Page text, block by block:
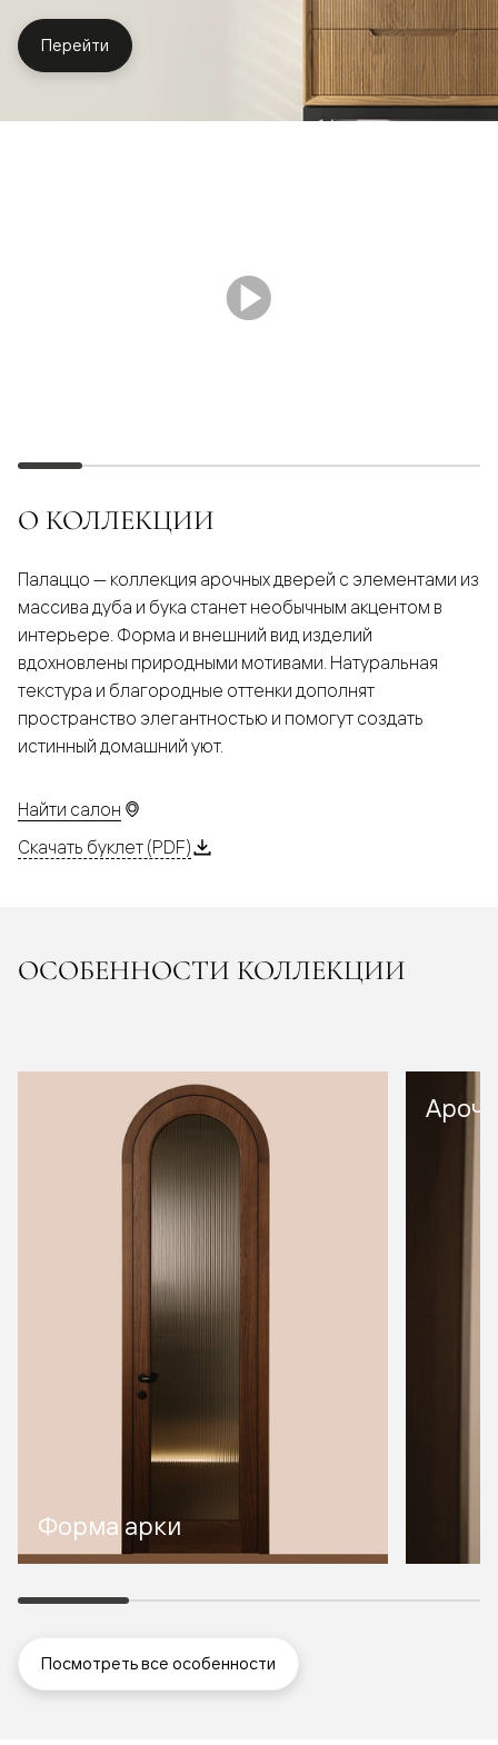
Перейти
О КОЛЛЕКЦИИ
Палаццо — коллекция арочных дверей с элементами из
массива дуба и бука станет необычным акцентом в
интерьере. Форма и внешний вид изделий
вдохновлены природными мотивами. Натуральная
текстура и благородные оттенки дополнят
пространство элегантностью и помогут создать
истинный домашний уют.
Найти салон
Скачать буклет (PDF)
ОСОБЕННОСТИ КОЛЛЕКЦИИ
Форма арки
Посмотреть все особенности